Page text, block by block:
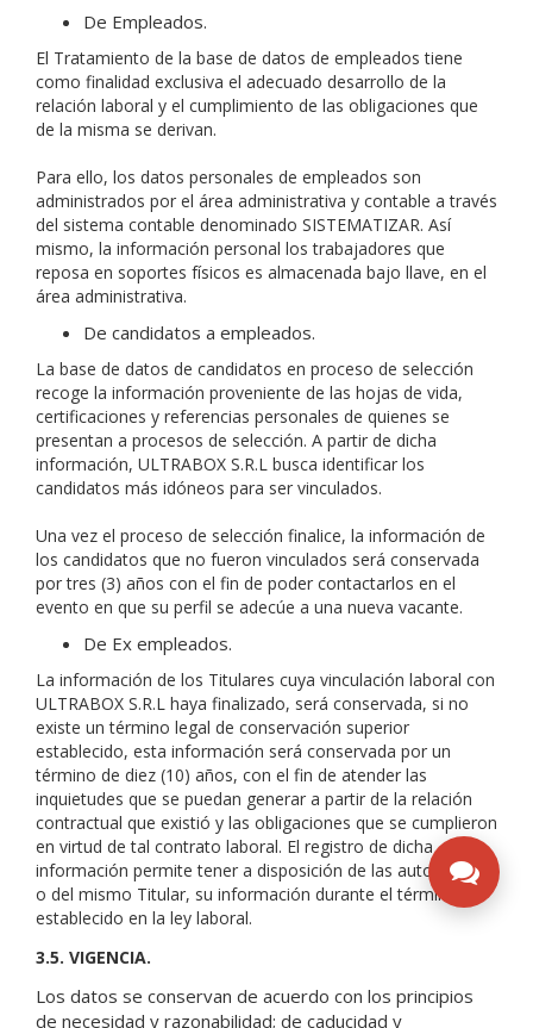
De Empleados.
El Tratamiento de la base de datos de empleados tiene
como finalidad exclusiva el adecuado desarrollo de la
relación laboral y el cumplimiento de las obligaciones que
de la misma se derivan.
Para ello, los datos personales de empleados son
administrados por el área administrativa y contable a través
del sistema contable denominado SISTEMATIZAR. Así
mismo, la información personal los trabajadores que
reposa en soportes físicos es almacenada bajo llave, en el
área administrativa.
De candidatos a empleados.
La base de datos de candidatos en proceso de selección
recoge la información proveniente de las hojas de vida,
certificaciones y referencias personales de quienes se
presentan a procesos de selección. A partir de dicha
información, ULTRABOX S.R.L busca identificar los
candidatos más idóneos para ser vinculados.
Una vez el proceso de selección finalice, la información de
los candidatos que no fueron vinculados será conservada
por tres (3) años con el fin de poder contactarlos en el
evento en que su perfil se adecúe a una nueva vacante.
De Ex empleados.
La información de los Titulares cuya vinculación laboral con
ULTRABOX S.R.L haya finalizado, será conservada, si no
existe un término legal de conservación superior
establecido, esta información será conservada por un
término de diez (10) años, con el fin de atender las
inquietudes que se puedan generar a partir de la relación
contractual que existió y las obligaciones que se cumplieron
en virtud de tal contrato laboral. El registro de dicha
información permite tener a disposición de las autoridades,
o del mismo Titular, su información durante el término
establecido en la ley laboral.
3.5. VIGENCIA.
Los datos se conservan de acuerdo con los principios
de necesidad y razonabilidad; de caducidad y